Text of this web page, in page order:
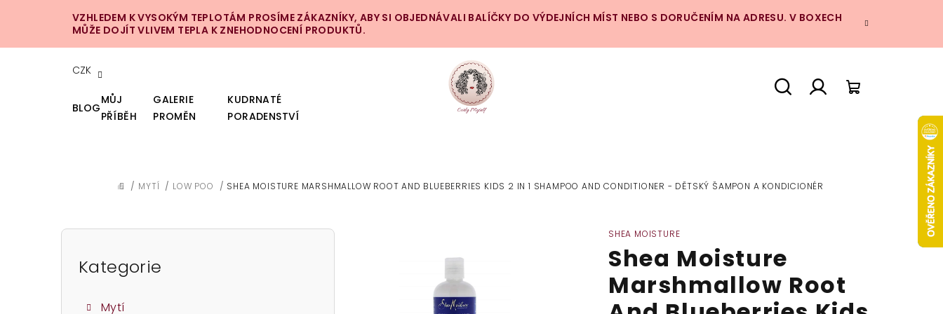
VZHLEDEM K VYSOKÝM TEPLOTÁM PROSÍME ZÁKAZNÍKY, ABY SI OBJEDNÁVALI BALÍČKY DO VÝDEJNÍCH MÍST NEBO S DORUČENÍM NA ADRESU. V BOXECH
MŮŽE DOJÍT VLIVEM TEPLA K ZNEHODNOCENÍ PRODUKTŮ.
CZK
BLOG
MŮJ
PŘÍBĚH
GALERIE
PROMĚN
KUDRNATÉ
PORADENSTVÍ
DOMŮ
/ MYTÍ / LOW POO / SHEA MOISTURE MARSHMALLOW ROOT AND BLUEBERRIES KIDS 2 IN 1 SHAMPOO AND CONDITIONER - DĚTSKÝ ŠAMPON A KONDICIONÉR
P
Přeskočit
kategorie
Kategorie
Mytí
SHEA MOISTURE
Shea Moisture
Marshmallow Root